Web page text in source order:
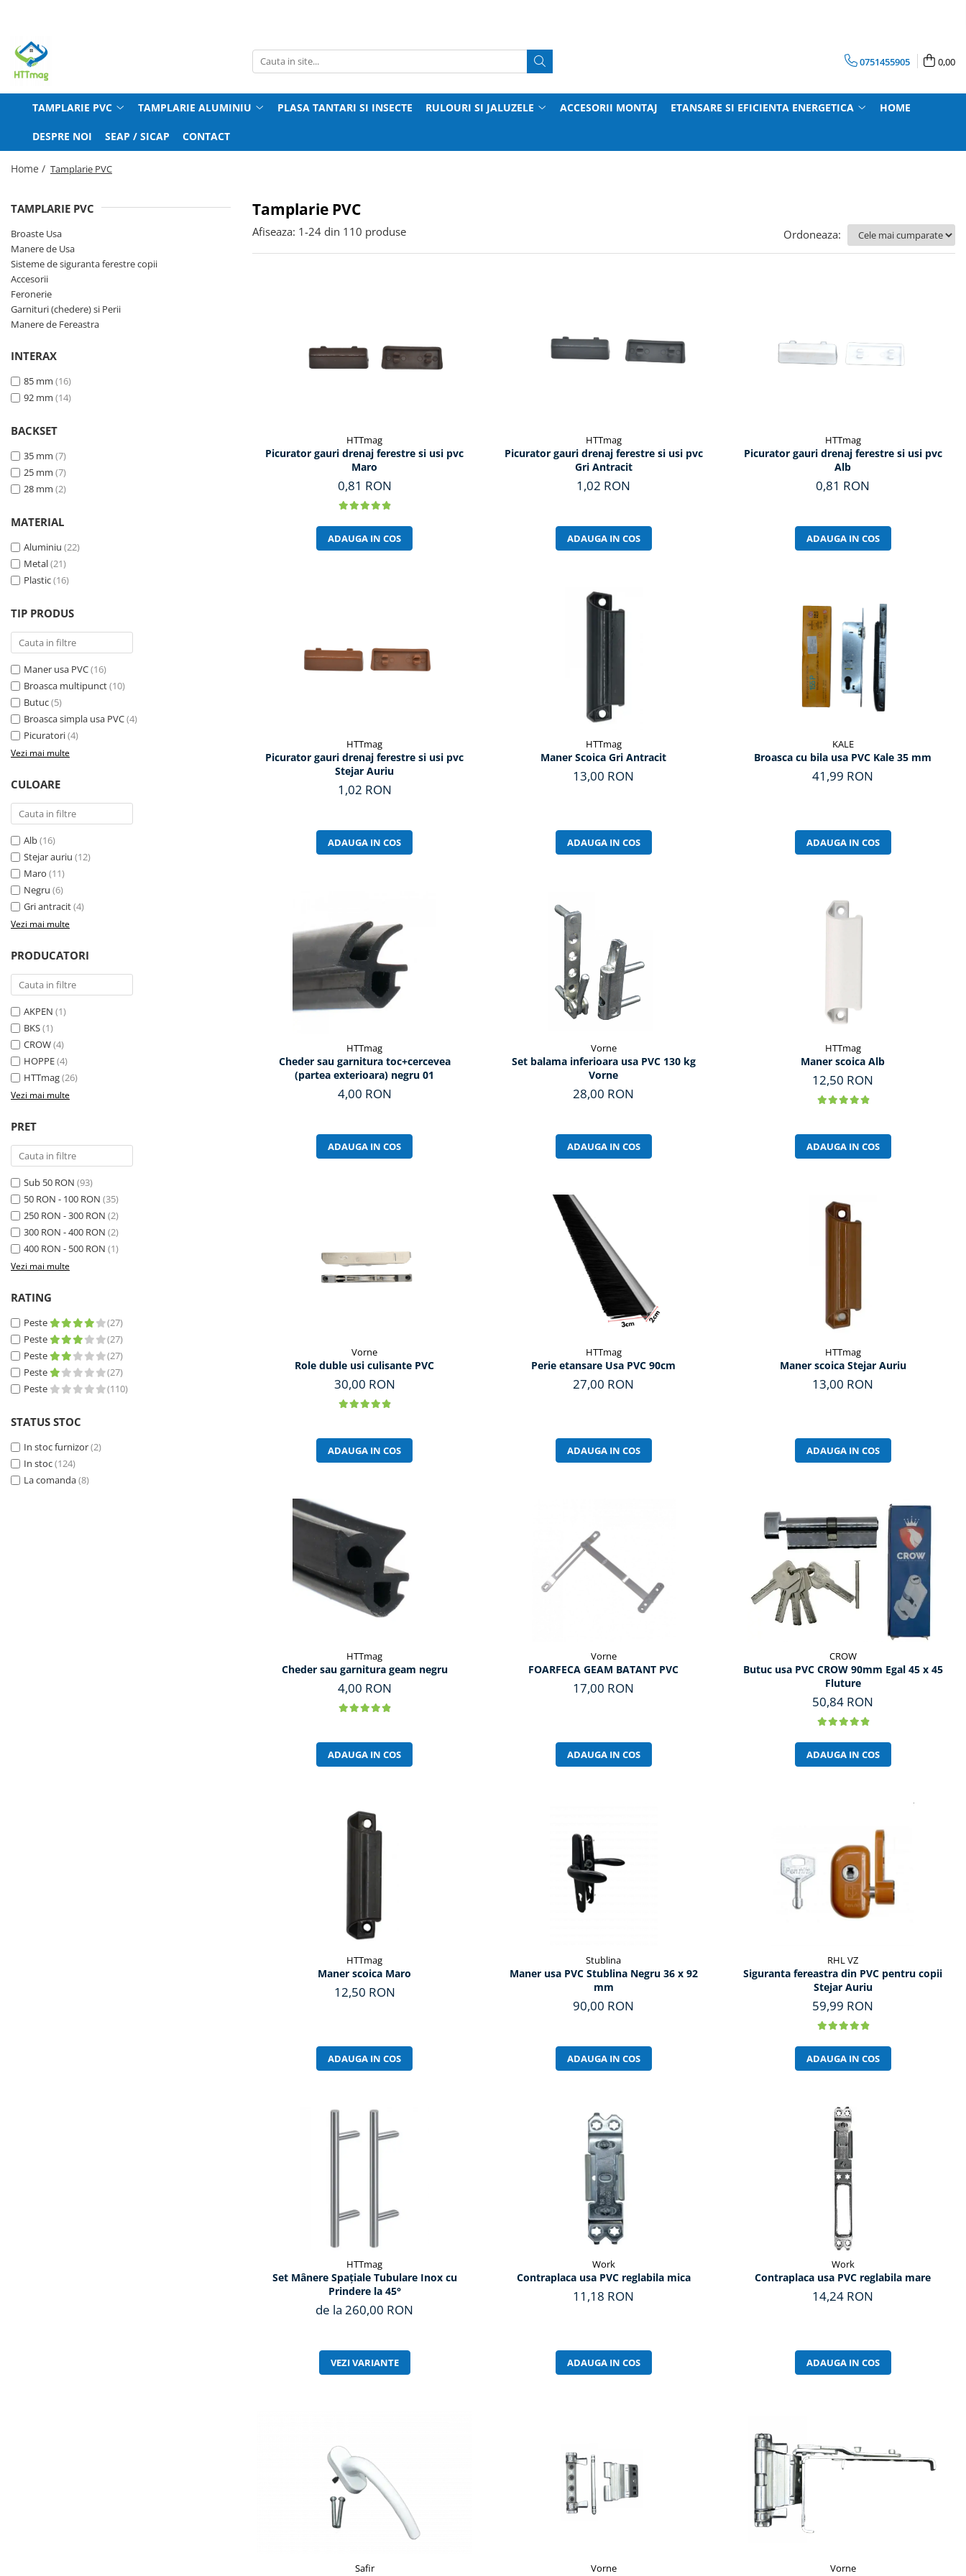
Tamplarie PVC
Broaste Usa
Accesorii
Feronerie
Manere de Fereastra
TAMPLARIE ALUMINIU
Accesorii ferestre si usi
Garnituri (chedere) si Perii
Manere fereastra si usa
RULOURI SI JALUZELE
Accesorii Rulouri
ETANSARE SI EFICIENTA ENERGETICA
Profil Solbanc
Primer si benzi de etansare
0751455905 0,00
TAMPLARIE PVC TAMPLARIE ALUMINIU PLASA TANTARI SI INSECTE RULOURI SI JALUZELE ACCESORII MONTAJ ETANSARE SI EFICIENTA ENERGETICA HOME
DESPRE NOI SEAP / SICAP CONTACT
Home / Tamplarie PVC
Tamplarie PVC
TAMPLARIE PVC
Broaste Usa
Manere de Usa
Sisteme de siguranta ferestre copii
Accesorii
Feronerie
Garnituri (chedere) si Perii
Manere de Fereastra
INTERAX
85 mm (16)
92 mm (14)
BACKSET
35 mm (7)
25 mm (7)
28 mm (2)
MATERIAL
Aluminiu (22)
Metal(21)
Plastic(16)
TIP PRODUS
Maner usa PVC(16)
Broasca multipunct(10)
Butuc(5)
Broasca simpla usa PVC(4)
Picuratori(4)
Vezi mai multe
CULOARE
Alb(16)
Stejar auriu (12)
Maro (11)
Negru (6)
Gri antracit(4)
Vezi mai multe
PRODUCATORI
AKPEN (1)
BKS(1)
CROW(4)
HOPPE(4)
HTTmag(26)
Vezi mai multe
PRET
Sub 50 RON (93)
50 RON - 100 RON (35)
250 RON - 300 RON (2)
300 RON - 400 RON (2)
400 RON - 500 RON (1)
Vezi mai multe
RATING
Peste
(27)
Peste
(27)
Peste
(27)
Peste
(27)
Peste
(110)
STATUS STOC
In stoc furnizor(2)
In stoc(124)
La comanda(8)
Afiseaza: 1-24 din 110 produse Ordoneaza:
HTTmag
Picurator gauri drenaj ferestre si usi pvc
Maro
0,81 RON
ADAUGA IN COS
HTTmag
Picurator gauri drenaj ferestre si usi pvc
Gri Antracit
1,02 RON
ADAUGA IN COS
HTTmag
Picurator gauri drenaj ferestre si usi pvc
Alb
0,81 RON
ADAUGA IN COS
HTTmag
Picurator gauri drenaj ferestre si usi pvc
Stejar Auriu
1,02 RON
ADAUGA IN COS
HTTmag
Maner Scoica Gri Antracit
13,00 RON
ADAUGA IN COS
KALE
Broasca cu bila usa PVC Kale 35 mm
41,99 RON
ADAUGA IN COS
HTTmag
Cheder sau garnitura toc+cercevea
(partea exterioara) negru 01
4,00 RON
ADAUGA IN COS
Vorne
Set balama inferioara usa PVC 130 kg
Vorne
28,00 RON
ADAUGA IN COS
HTTmag
Maner scoica Alb
12,50 RON
ADAUGA IN COS
Vorne
Role duble usi culisante PVC
30,00 RON
ADAUGA IN COS
HTTmag
Perie etansare Usa PVC 90cm
27,00 RON
ADAUGA IN COS
HTTmag
Maner scoica Stejar Auriu
13,00 RON
ADAUGA IN COS
HTTmag
Cheder sau garnitura geam negru
4,00 RON
ADAUGA IN COS
Vorne
FOARFECA GEAM BATANT PVC
17,00 RON
ADAUGA IN COS
CROW
Butuc usa PVC CROW 90mm Egal 45 x 45
Fluture
50,84 RON
ADAUGA IN COS
HTTmag
Maner scoica Maro
12,50 RON
ADAUGA IN COS
Stublina
Maner usa PVC Stublina Negru 36 x 92
mm
90,00 RON
ADAUGA IN COS
RHL VZ
Siguranta fereastra din PVC pentru copii
Stejar Auriu
59,99 RON
ADAUGA IN COS
HTTmag
Set Mânere Spațiale Tubulare Inox cu
Prindere la 45°
de la 260,00 RON
VEZI VARIANTE
Work
Contraplaca usa PVC reglabila mica
11,18 RON
ADAUGA IN COS
Work
Contraplaca usa PVC reglabila mare
14,24 RON
ADAUGA IN COS
Safir Vorne Vorne